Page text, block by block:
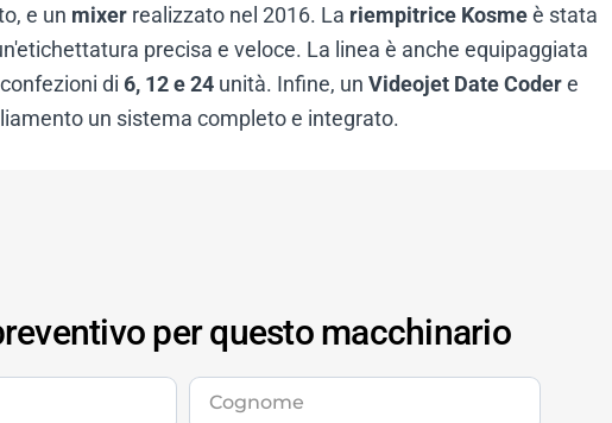
e un mixer realizzato nel 2016. La riempitrice Kosmeè stata
precisa e veloce. La linea è anche equipaggiata
di 6, 12 e 24 unità. Infine, un Videojet Date Codere
un sistema completo e integrato.
per questo macchinario